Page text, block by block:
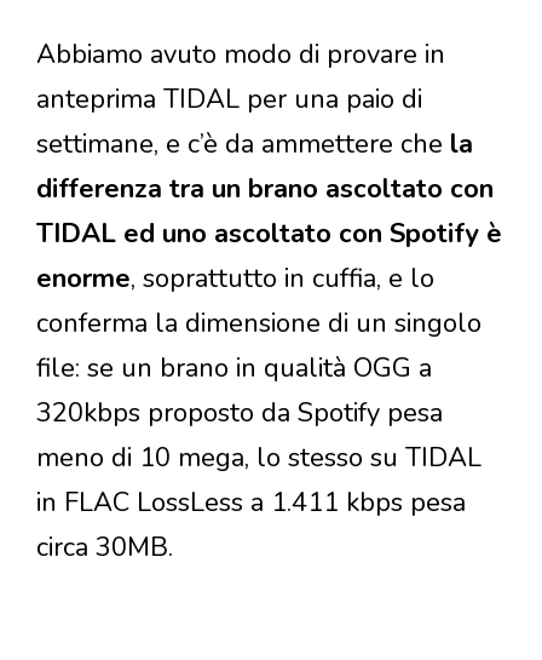
Abbiamo avuto modo di provare in
anteprima TIDAL per una paio di
settimane, e c’è da ammettere che la
differenza tra un brano ascoltato con
TIDAL ed uno ascoltato con Spotify è
enorme, soprattutto in cuffia, e lo
conferma la dimensione di un singolo
file: se un brano in qualità OGG a
320kbps proposto da Spotify pesa
meno di 10 mega, lo stesso su TIDAL
in FLAC LossLess a 1.411 kbps pesa
circa 30MB.